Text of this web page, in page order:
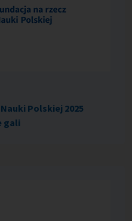
Polskiej 2025
gali